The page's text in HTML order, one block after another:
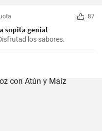
87
sopita genial
los sabores.